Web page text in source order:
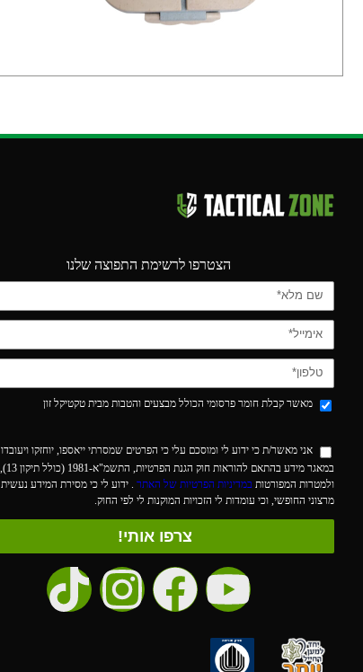
הצטרפו לרשימת התפוצה שלנו
מאשר קבלת חומר פרסומי הכולל מבצעים והטבות מבית טקטיקל זון
אני מאשר/ת כי ידוע לי ומוסכם עלי כי הפרטים שמסרתי ייאספו, יוחזקו ויעובדו
במאגר מידע בהתאם להוראות חוק הגנת הפרטיות, התשמ"א-1981 (כולל תיקון 13),
ולמטרות המפורטות במדיניות הפרטיות של האתר
. ידוע לי כי מסירת המידע נעשית
מרצוני החופשי, וכי עומדות לי הזכויות המוקנות לי לפי החוק.
צרפו אותי!